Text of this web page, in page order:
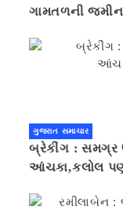
ગામતળની જમીન
ગુજરાત સમાચાર
બ્રેકીંગ : સમગ્ર
આંચકા,કલોલ પણ